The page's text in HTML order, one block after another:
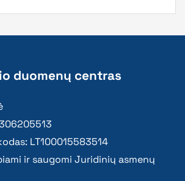
duomenų centras
LT100015583514
ir saugomi Juridinių asmenų